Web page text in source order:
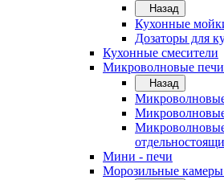
Назад
Кухонные
Дозаторы для
Кухонные смесители
Микроволновые печи
Назад
Мини - печи
Морозильные камеры